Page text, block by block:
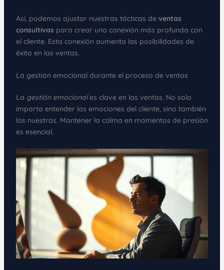
Así, podemos ajustar nuestras tácticas de ventas
consultivas para crear una conexión más profunda con
el cliente. Esta conexión aumenta las posibilidades de
éxito en las ventas.
La gestión emocional durante el proceso de ventas
La gestión emocionales clave en las ventas. No solo
importa entender las emociones del cliente, sino también
las nuestras. Mantener la calma en momentos de presión
es esencial.